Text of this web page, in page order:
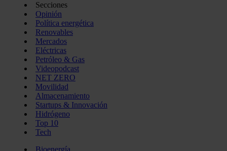
Secciones
Opinión
Política energética
Renovables
Mercados
Eléctricas
Petróleo & Gas
Videopodcast
NET ZERO
Movilidad
Almacenamiento
Startups & Innovación
Hidrógeno
Top 10
Tech
Bioenergía